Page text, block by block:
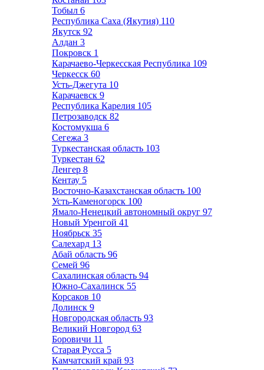
Тобыл 6
Республика Саха (Якутия) 110
Якутск 92
Алдан 3
Покровск 1
Карачаево-Черкесская Республика 109
Черкесск 60
Усть-Джегута 10
Карачаевск 9
Республика Карелия 105
Петрозаводск 82
Костомукша 6
Сегежа 3
Туркестанская область 103
Туркестан 62
Ленгер 8
Кентау 5
Восточно-Казахстанская область 100
Усть-Каменогорск 100
Ямало-Ненецкий автономный округ 97
Новый Уренгой 41
Ноябрьск 35
Салехард 13
Абай область 96
Семей 96
Сахалинская область 94
Южно-Сахалинск 55
Корсаков 10
Долинск 9
Новгородская область 93
Великий Новгород 63
Боровичи 11
Старая Русса 5
Камчатский край 93